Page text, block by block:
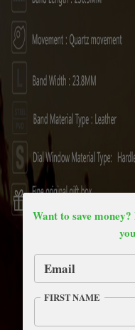
Want to save
Email
FIRST NAME